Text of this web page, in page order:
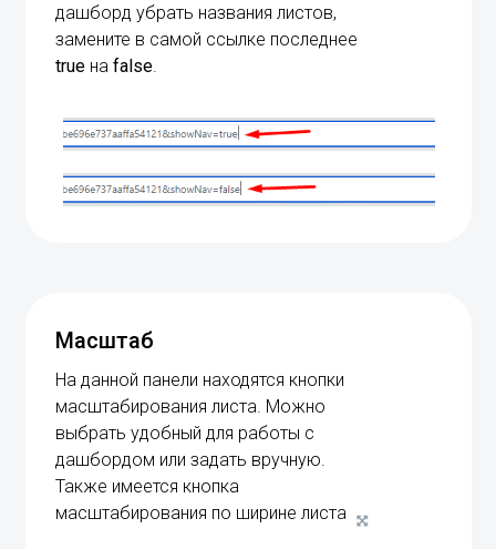
дашборд убрать названия листов,
замените в самой ссылке последнее
true на false.
На данной панели находятся кнопки
масштабирования листа. Можно
выбрать удобный для работы с
дашбордом или задать вручную.
Также имеется кнопка
масштабирования по ширине листа
Масштаб